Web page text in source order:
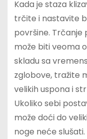
Kada je staza
trčite i nastavite
površine. Trčanje
može biti veoma
skladu sa
zglobove, tražite
velikih uspona i
Ukoliko sebi
može doći do
noge neće